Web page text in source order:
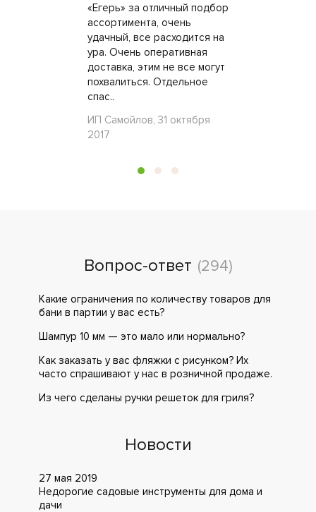
«Егерь» за отличный подбор
ассортимента, очень
удачный, все расходится на
ура. Очень оперативная
доставка, этим не все могут
похвалиться. Отдельное
спас..
ИП Самойлов, 31 октября
2017
Вопрос-ответ (294)
Какие ограничения по количеству товаров для
бани в партии у вас есть?
Шампур 10 мм — это мало или нормально?
Как заказать у вас фляжки с рисунком? Их
часто спрашивают у нас в розничной продаже.
Из чего сделаны ручки решеток для гриля?
Новости
27 мая 2019
Недорогие садовые инструменты для дома и
дачи